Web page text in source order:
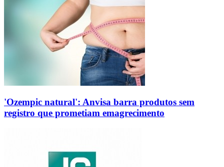
'Ozempic natural': Anvisa barra produtos sem
registro que prometiam emagrecimento